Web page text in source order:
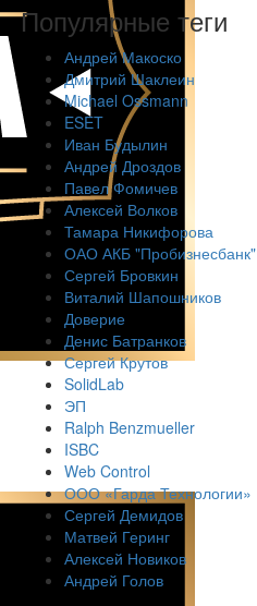
Популярные теги
Андрей Макоско
Дмитрий Шаклеин
Michael Ossmann
ESET
Иван Будылин
Андрей Дроздов
Павел Фомичев
Алексей Волков
Тамара Никифорова
ОАО АКБ "Пробизнесбанк"
Сергей Бровкин
Виталий Шапошников
Доверие
Денис Батранков
Сергей Крутов
SolidLab
ЭП
Ralph Benzmueller
ISBC
Web Control
ООО «Гарда Технологии»
Сергей Демидов
Матвей Геринг
Алексей Новиков
Андрей Голов